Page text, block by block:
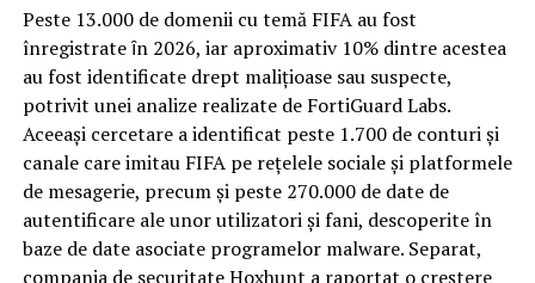
Spre diferență de o locuință obișnuită, o cameră de hotel
trece printr-un ciclu de utilizare intensă: oaspeți diferiți,
bagaje trase pe roți, curățenie zilnică, uneori mai multe
rezervări consecutive în aceeași săptămână. Această
frecvență ridicată de utilizare pune presiune reală pe
orice suprafață, iar pardoseala este printre primele
elemente afectate vizibil, mai ales în zona din jurul
patului și a ușii de acces.
În etapa de renovare sau construcție, administratorii
Peste 13.000 de domenii cu temă FIFA au fost
înregistrate ȋn 2026, iar aproximativ 10% dintre acestea
au fost identificate drept malițioase sau suspecte,
potrivit unei analize realizate de FortiGuard Labs.
Aceeași cercetare a identificat peste 1.700 de conturi și
canale care imitau FIFA pe rețelele sociale și platformele
de mesagerie, precum și peste 270.000 de date de
autentificare ale unor utilizatori și fani, descoperite în
baze de date asociate programelor malware. Separat,
compania de securitate Hoxhunt a raportat o creștere